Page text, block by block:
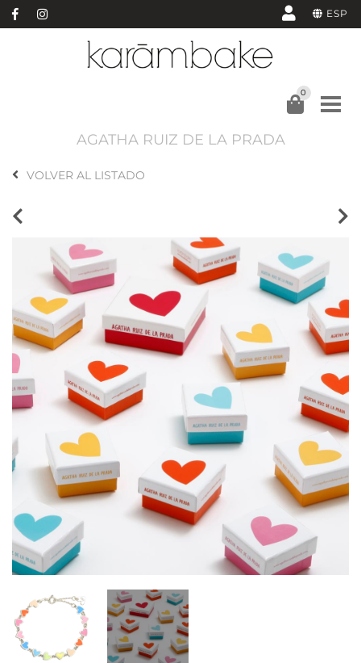
ESP
0
AGATHA RUIZ DE LA PRADA
VOLVER AL LISTADO